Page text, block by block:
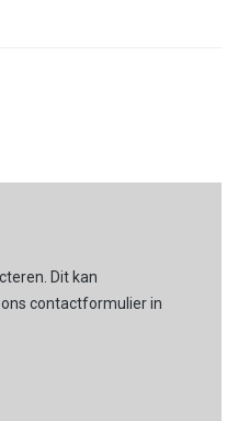
Dit kan
contactformulier in